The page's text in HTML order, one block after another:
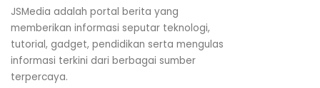
JSMedia adalah portal berita yang
memberikan informasi seputar teknologi,
tutorial, gadget, pendidikan serta mengulas
informasi terkini dari berbagai sumber
terpercaya.